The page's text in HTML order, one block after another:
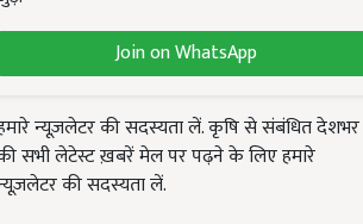
Join on WhatsApp
न्यूज़लेटर की सदस्यता लें. कृषि से संबंधित देशभर
सभी लेटेस्ट ख़बरें मेल पर पढ़ने के लिए हमारे
की सदस्यता लें.